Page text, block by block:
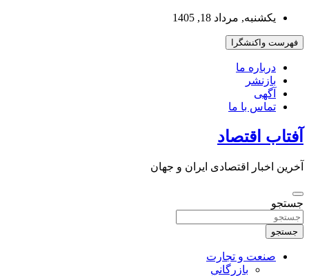
بروید
یکشنبه, مرداد 18, 1405
فهرست واکنشگرا
درباره ما
بازنشر
آگهی
تماس با ما
آفتاب اقتصاد
آخرین اخبار اقتصادی ایران و جهان
جستجو
جستجو
صنعت و تجارت
بازرگانی